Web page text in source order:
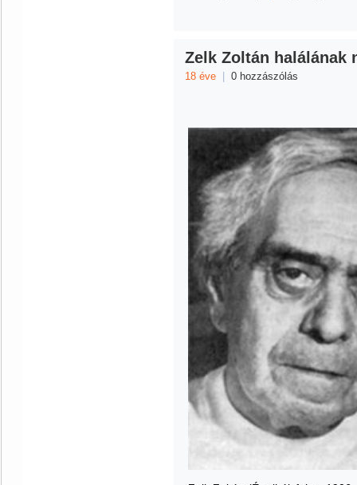
Zelk Zoltán halálának
18 éve 0 hozzászólás